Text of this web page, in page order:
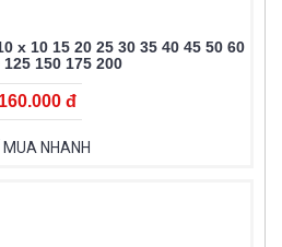
x 10 15 20 25 30 35 40 45 50 60
125 150 175 200
160.000 đ
MUA NHANH